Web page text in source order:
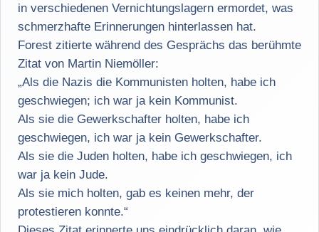
in verschiedenen Vernichtungslagern ermordet, was
schmerzhafte Erinnerungen hinterlassen hat.
Forest zitierte während des Gesprächs das berühmte
Zitat von Martin Niemöller:
„Als die Nazis die Kommunisten holten, habe ich
geschwiegen; ich war ja kein Kommunist.
Als sie die Gewerkschafter holten, habe ich
geschwiegen, ich war ja kein Gewerkschafter.
Als sie die Juden holten, habe ich geschwiegen, ich
war ja kein Jude.
Als sie mich holten, gab es keinen mehr, der
protestieren konnte.“